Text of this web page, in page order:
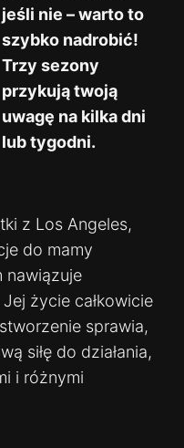
jeśli nie – warto to
szybko nadrobić!
Trzy sezony
przykują twoją
uwagę na kilka dni
lub tygodni.
z Los Angeles,
do mamy
nawiązuje
życie całkowicie
sprawia,
siłę do działania,
i różnymi